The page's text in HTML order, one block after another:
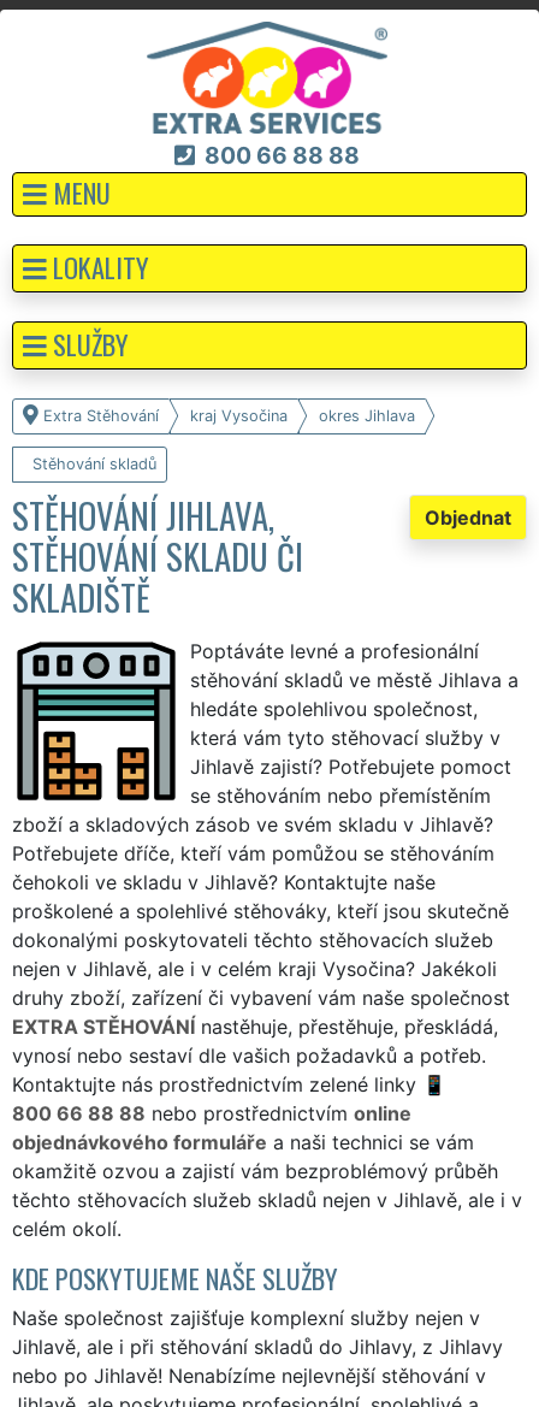
800 66 88 88
MENU
Extra Stěhování kraj Vysočina okres Jihlava
Stěhování skladů
Objednat
STĚHOVÁNÍ JIHLAVA,
STĚHOVÁNÍ SKLADU ČI
SKLADIŠTĚ
Poptáváte levné a profesionální
stěhování skladů ve městě Jihlava a
hledáte spolehlivou společnost,
která vám tyto stěhovací služby v
Jihlavě zajistí? Potřebujete pomoct
se stěhováním nebo přemístěním
zboží a skladových zásob ve svém skladu v Jihlavě?
Potřebujete dříče, kteří vám pomůžou se stěhováním
čehokoli ve skladu v Jihlavě? Kontaktujte naše
proškolené a spolehlivé stěhováky, kteří jsou skutečně
dokonalými poskytovateli těchto stěhovacích služeb
nejen v Jihlavě, ale i v celém kraji Vysočina? Jakékoli
druhy zboží, zařízení či vybavení vám naše společnost
EXTRA STĚHOVÁNÍ nastěhuje, přestěhuje, přeskládá,
vynosí nebo sestaví dle vašich požadavků a potřeb.
Kontaktujte nás prostřednictvím zelené linky
800 66 88 88 nebo prostřednictvím online
objednávkového formuláře a naši technici se vám
okamžitě ozvou a zajistí vám bezproblémový průběh
těchto stěhovacích služeb skladů nejen v Jihlavě, ale i v
celém okolí.
KDE POSKYTUJEME NAŠE SLUŽBY
Naše společnost zajišťuje komplexní služby nejen v
Jihlavě, ale i při stěhování skladů do Jihlavy, z Jihlavy
nebo po Jihlavě! Nenabízíme nejlevnější stěhování v
LOKALITY
SLUŽBY